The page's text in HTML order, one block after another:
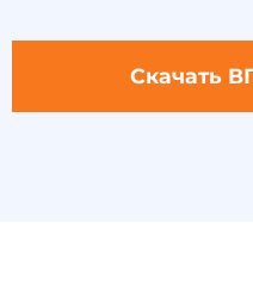
Скачать